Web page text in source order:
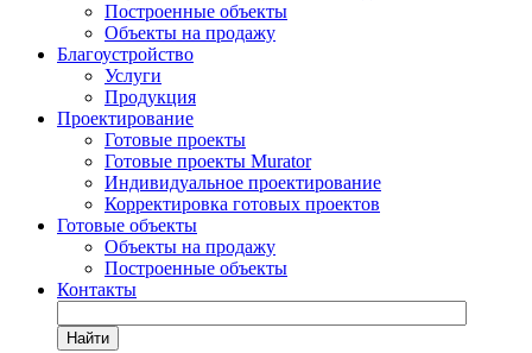
Построенные объекты
Объекты на продажу
Благоустройство
Услуги
Продукция
Проектирование
Готовые проекты
Готовые проекты Murator
Индивидуальное проектирование
Корректировка готовых проектов
Готовые объекты
Объекты на продажу
Построенные объекты
Контакты
Найти